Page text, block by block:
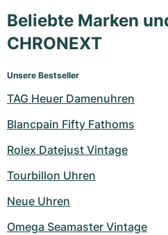
Beliebte Marken
CHRONEXT
Unsere Bestseller
TAG Heuer Damenuhren
Blancpain Fifty Fathoms
Rolex Datejust Vintage
Tourbillon Uhren
Neue Uhren
Omega Seamaster Vintage